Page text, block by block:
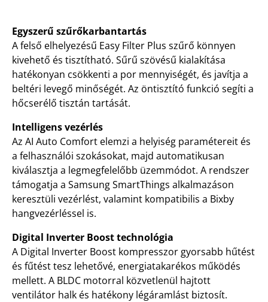
Egyszerű szűrőkarbantartás
A felső elhelyezésű Easy Filter Plus szűrő könnyen
kivehető és tisztítható. Sűrű szövésű kialakítása
hatékonyan csökkenti a por mennyiségét, és javítja a
beltéri levegő minőségét. Az öntisztító funkció segíti a
hőcserélő tisztán tartását.
Intelligens vezérlés
Az AI Auto Comfort elemzi a helyiség paramétereit és
a felhasználói szokásokat, majd automatikusan
kiválasztja a legmegfelelőbb üzemmódot. A rendszer
támogatja a Samsung SmartThings alkalmazáson
keresztüli vezérlést, valamint kompatibilis a Bixby
hangvezérléssel is.
Digital Inverter Boost technológia
A Digital Inverter Boost kompresszor gyorsabb hűtést
és fűtést tesz lehetővé, energiatakarékos működés
mellett. A BLDC motorral közvetlenül hajtott
ventilátor halk és hatékony légáramlást biztosít.